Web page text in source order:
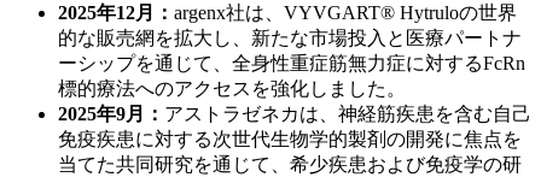
2025年12月： argenx社は、VYVGART® Hytruloの世界
的な販売網を拡大し、新たな市場投入と医療パートナ
ーシップを通じて、全身性重症筋無力症に対するFcRn
標的療法へのアクセスを強化しました。
2025年9月： アストラゼネカは、神経筋疾患を含む自己
免疫疾患に対する次世代生物学的製剤の開発に焦点を
当てた共同研究を通じて、希少疾患および免疫学の研